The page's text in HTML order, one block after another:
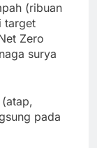
(ribuan
target
Zero
surya
pada